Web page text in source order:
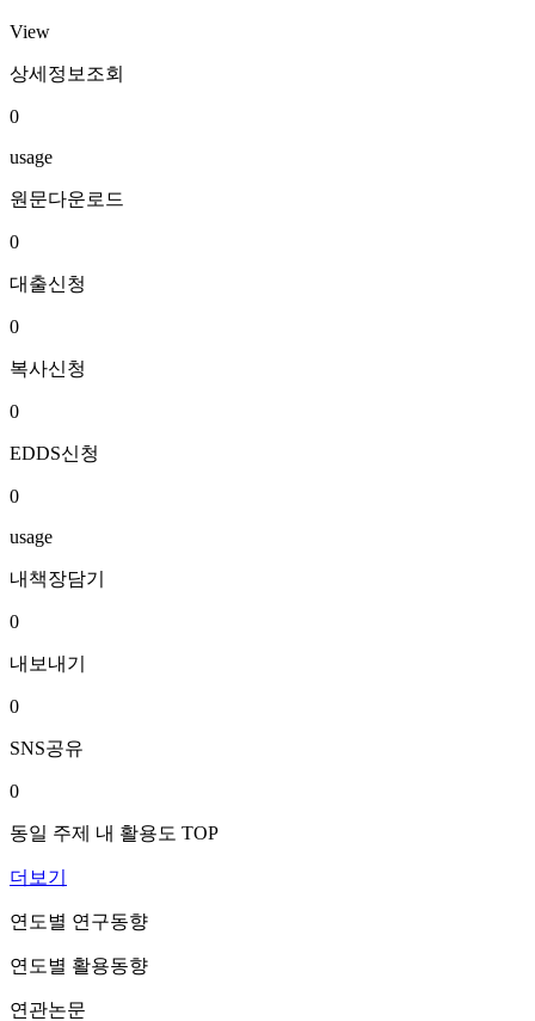
View
상세정보조회
0
usage
원문다운로드
0
대출신청
0
복사신청
0
EDDS신청
0
usage
내책장담기
0
내보내기
0
SNS공유
0
동일 주제 내 활용도 TOP
더보기
연도별 연구동향
연도별 활용동향
연관논문